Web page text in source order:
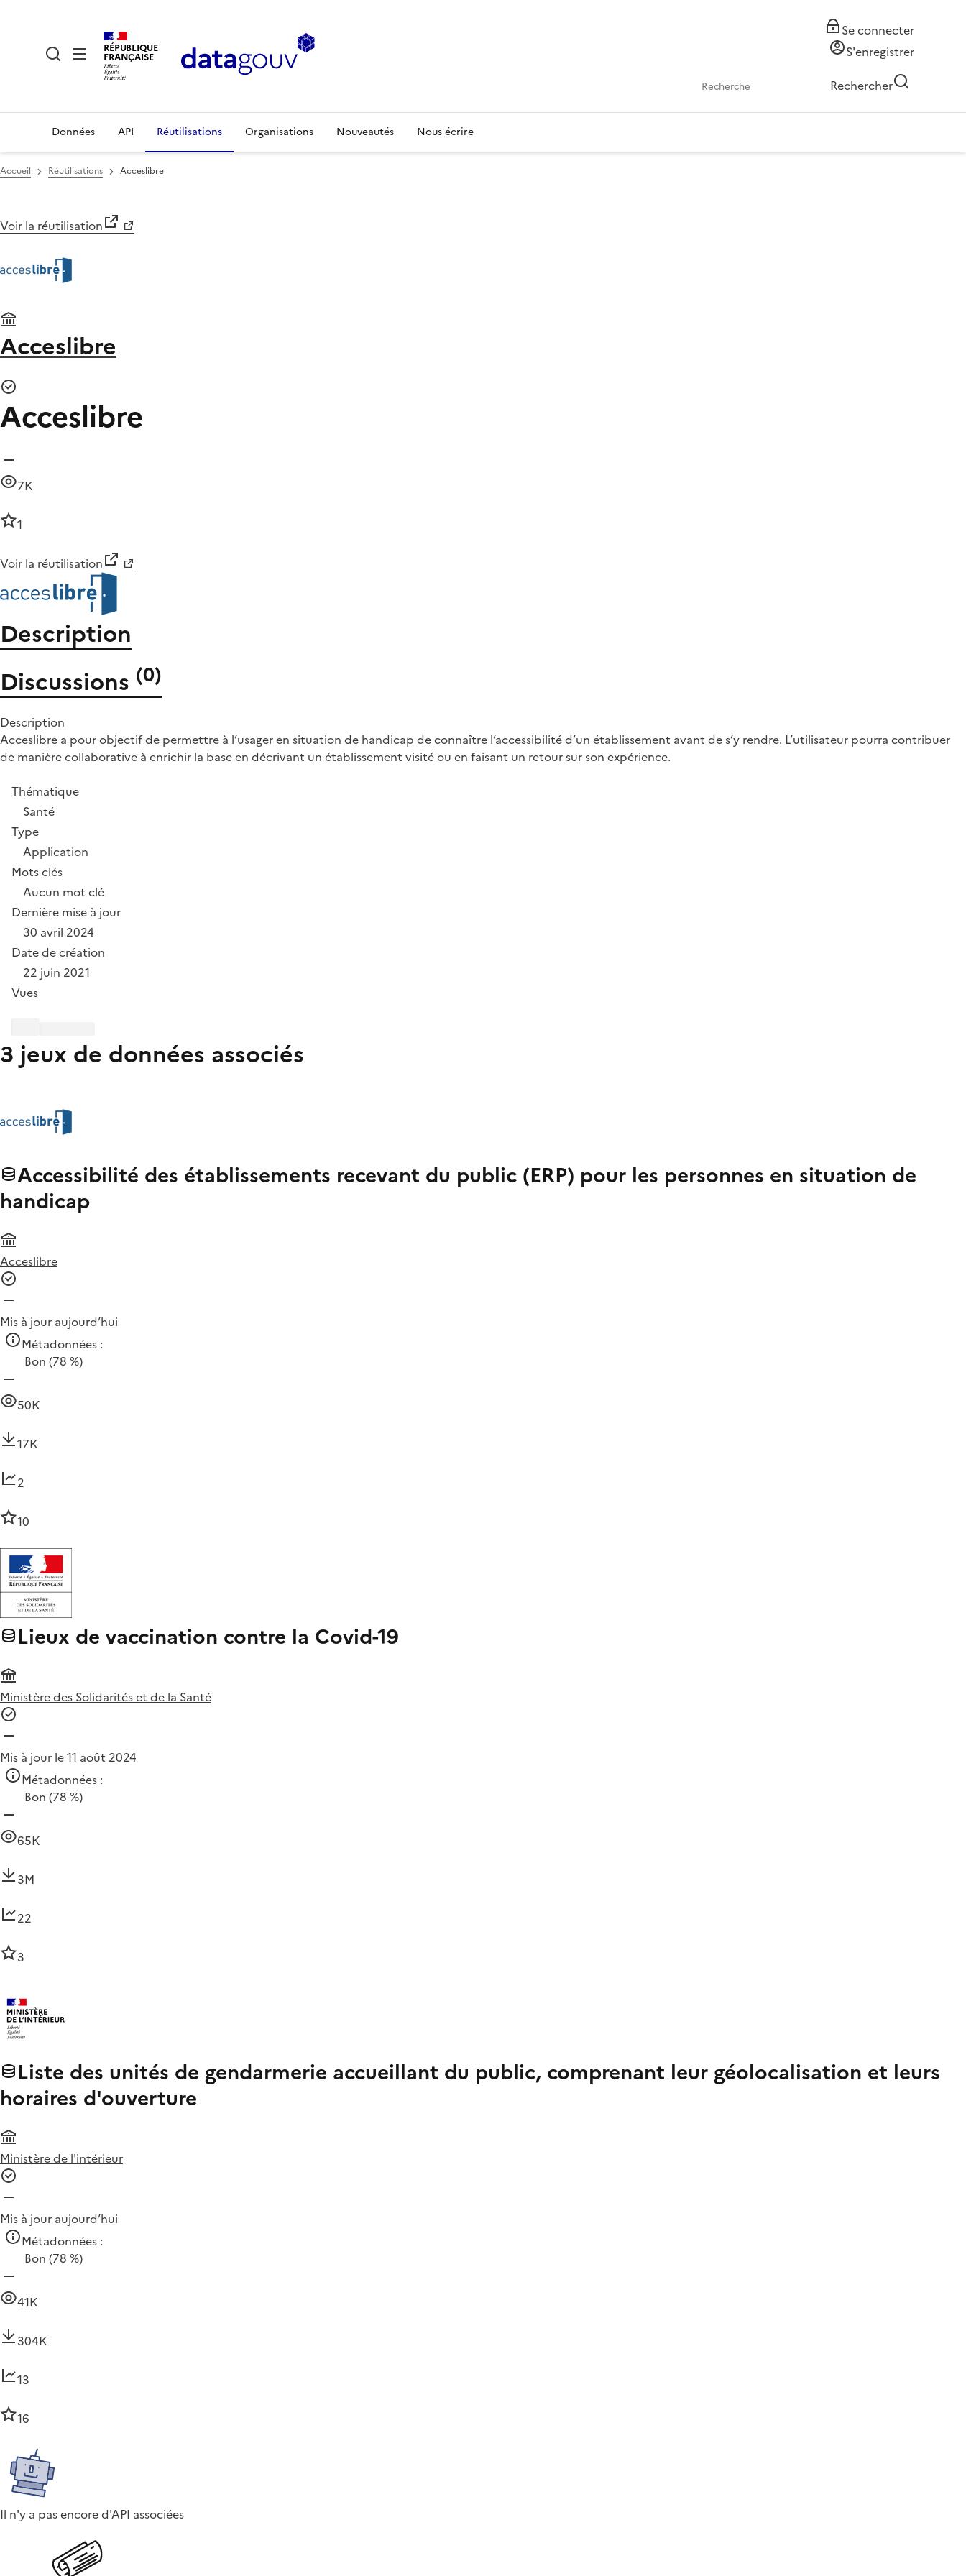
RÉPUBLIQUE
FRANÇAISE
Se connecter
S'enregistrer
Rechercher
Données API Réutilisations Organisations Nouveautés Nous écrire
Accueil Réutilisations Acceslibre
Voir la réutilisation
Acceslibre
Acceslibre
7K
1
Voir la réutilisation
Description
Discussions (0)
Description
Acceslibre a pour objectif de permettre à l’usager en situation de handicap de connaître l’accessibilité d’un établissement avant de s’y rendre. L’utilisateur pourra contribuer
de manière collaborative à enrichir la base en décrivant un établissement visité ou en faisant un retour sur son expérience.
Thématique
Santé
Type
Application
Mots clés
Aucun mot clé
Dernière mise à jour
30 avril 2024
Date de création
22 juin 2021
Vues
3 jeux de données associés
Accessibilité des établissements recevant du public (ERP) pour les personnes en situation de
handicap
Acceslibre
Mis à jour aujourd’hui
Métadonnées :
Bon (78 %)
50K
17K
2
10
Lieux de vaccination contre la Covid-19
Ministère des Solidarités et de la Santé
Mis à jour le 11 août 2024
Métadonnées :
Bon (78 %)
65K
3M
22
3
Liste des unités de gendarmerie accueillant du public, comprenant leur géolocalisation et leurs
horaires d'ouverture
Ministère de l'intérieur
Mis à jour aujourd’hui
Métadonnées :
Bon (78 %)
41K
304K
13
16
Il n'y a pas encore d'API associées